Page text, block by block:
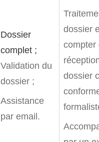
Dossier
complet ;
Validation du
dossier ;
Assistance
par email.
dossier
compter
dossier